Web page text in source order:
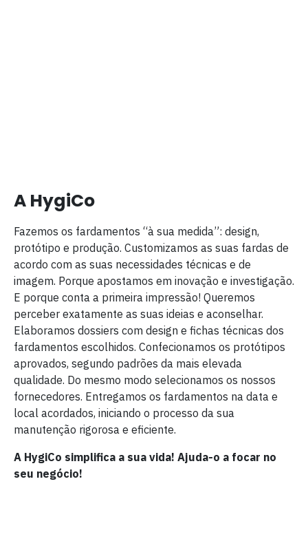
A HygiCo
Fazemos os fardamentos “à sua medida”: design,
protótipo e produção. Customizamos as suas fardas de
acordo com as suas necessidades técnicas e de
imagem. Porque apostamos em inovação e investigação.
E porque conta a primeira impressão! Queremos
perceber exatamente as suas ideias e aconselhar.
Elaboramos dossiers com design e fichas técnicas dos
fardamentos escolhidos. Confecionamos os protótipos
aprovados, segundo padrões da mais elevada
qualidade. Do mesmo modo selecionamos os nossos
fornecedores. Entregamos os fardamentos na data e
local acordados, iniciando o processo da sua
manutenção rigorosa e eficiente.
A HygiCo simplifica a sua vida! Ajuda-o a focar no
seu negócio!